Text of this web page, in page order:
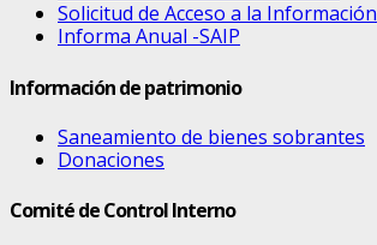
Solicitud de Acceso a la Información
Informa Anual -SAIP
Información de patrimonio
Saneamiento de bienes sobrantes
Donaciones
Comité de Control Interno